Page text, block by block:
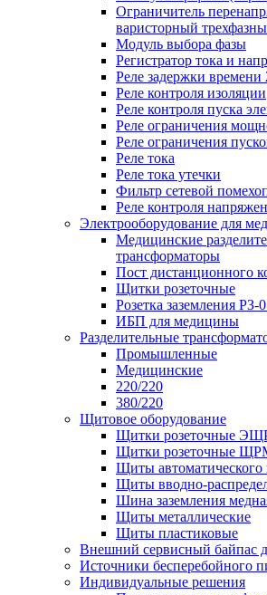
Ограничитель
варисторный
Модуль выбора фазы
Регистратор тока и
Реле задержки времени
Реле контроля изоляции
Реле контроля пуска
Реле ограничения
Реле ограничения
Реле тока
Реле тока утечки
Фильтр сетевой
Реле контроля
Электрооборудование для
Медицинские
трансформаторы
Пост дистанционного
Щитки розеточные
Розетка заземления РЗ-
ИБП для медицины
Разделительные
Промышленные
Медицинские
220/220
380/220
Щитовое оборудование
Щитки розеточные
Щитки розеточные
Щиты автоматического
Щиты вводно-
Шина заземления
Щиты металлические
Щиты пластиковые
Внешний сервисный байпас
Источники бесперебойного
Индивидуальные решения